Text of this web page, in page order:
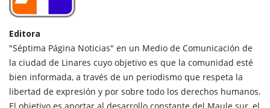
Editora
"Séptima Página Noticias" en un Medio de Comunicación de
la ciudad de Linares cuyo objetivo es que la comunidad esté
bien informada, a través de un periodismo que respeta la
libertad de expresión y por sobre todo los derechos humanos.